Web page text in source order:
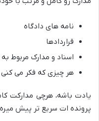
نامه های دادگاه
قراردادها
اسناد و مدارک مربوط به
هر چیزی که فکر می کنی
یادت باشه، هرچی مدارکت
پرونده ات سریع تر پیش